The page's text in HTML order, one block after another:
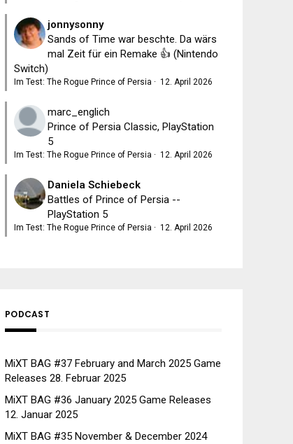
jonnysonny
Sands of Time war beschte. Da wärs
mal Zeit für ein Remake 👍 (Nintendo
Switch)
Im Test: The Rogue Prince of Persia · 12. April 2026
marc_englich
Prince of Persia Classic, PlayStation
5
Im Test: The Rogue Prince of Persia · 12. April 2026
Daniela Schiebeck
Battles of Prince of Persia --
PlayStation 5
Im Test: The Rogue Prince of Persia · 12. April 2026
PODCAST
MiXT BAG #37 February and March 2025 Game
Releases 28. Februar 2025
MiXT BAG #36 January 2025 Game Releases
12. Januar 2025
MiXT BAG #35 November & December 2024